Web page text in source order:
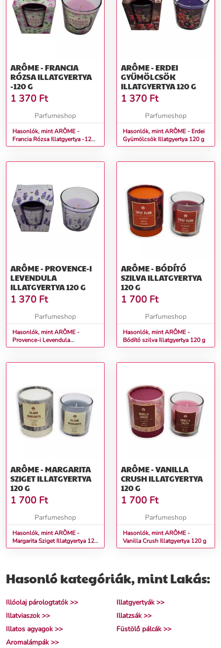
ARÔME - FRANCIA
RÓZSA ILLATGYERTYA
-120 G
1 370 Ft
Parfumeshop
Hasonlók, mint ARÔME -
Francia Rózsa Illatgyertya -120
g
ARÔME - ERDEI
GYÜMÖLCSÖK
ILLATGYERTYA 120 G
1 370 Ft
Parfumeshop
Hasonlók, mint ARÔME - Erdei
Gyümölcsök Illatgyertya 120 g
ARÔME - PROVENCE-I
LEVENDULA
ILLATGYERTYA 120 G
1 370 Ft
Parfumeshop
Hasonlók, mint ARÔME -
Provence-i Levendula
Illatgyertya 120 g
ARÔME - BÓDÍTÓ
SZILVA ILLATGYERTYA
120 G
1 700 Ft
Parfumeshop
Hasonlók, mint ARÔME -
Bódító szilva Illatgyertya 120 g
ARÔME - MARGARITA
SZIGET ILLATGYERTYA
120 G
1 700 Ft
Parfumeshop
Hasonlók, mint ARÔME -
Margarita Sziget Illatgyertya 120
g
ARÔME - VANILLA
CRUSH ILLATGYERTYA
120 G
1 700 Ft
Parfumeshop
Hasonlók, mint ARÔME -
Vanilla Crush Illatgyertya 120 g
Hasonló kategóriák, mint Lakás:
Illóolaj párologtatók >>
Illatgyertyák >>
Illatviaszok >>
Illatzsák >>
Illatos agyagok >>
Füstölő pálcák >>
Aromalámpák >>